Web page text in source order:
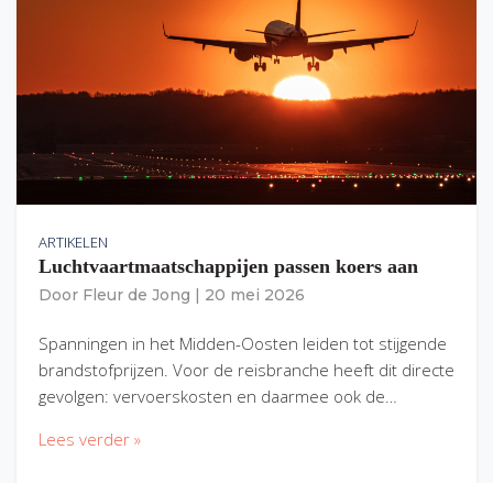
ARTIKELEN
Luchtvaartmaatschappijen passen koers aan
Door Fleur de Jong 20 mei 2026
Spanningen in het Midden-Oosten leiden tot stijgende
brandstofprijzen. Voor de reisbranche heeft dit directe
gevolgen: vervoerskosten en daarmee ook de…
Lees verder »